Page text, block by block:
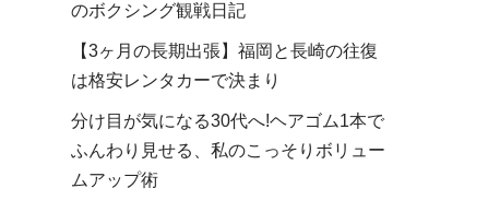
のボクシング観戦日記
【3ヶ月の長期出張】福岡と長崎の往復
は格安レンタカーで決まり
分け目が気になる30代へ!ヘアゴム1本で
ふんわり見せる、私のこっそりボリュー
ムアップ術